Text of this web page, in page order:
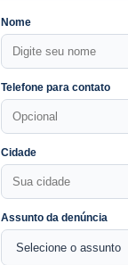
Nome
Telefone para contato
Cidade
Assunto da denúncia